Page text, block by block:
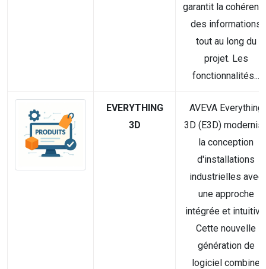
garantit la
des informations
tout au long du
projet. Les
fonctionnalités...
EVERYTHING
3D
AVEVA Everything
3D (E3D)
la conception
d'installations
industrielles avec
une approche
intégrée et
Cette nouvelle
génération de
logiciel combine